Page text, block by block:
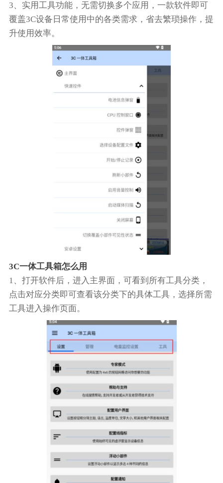
3、实用工具功能，无需切换多个应用，一款软件即可
覆盖3C设备日常使用中的各类需求，省去繁琐操作，提
升使用效率。
3C一体工具箱怎么用
1、打开软件后，进入主界面，可看到所有工具分类，
点击对应分类即可查看该分类下的具体工具，选择所需
工具进入操作页面。